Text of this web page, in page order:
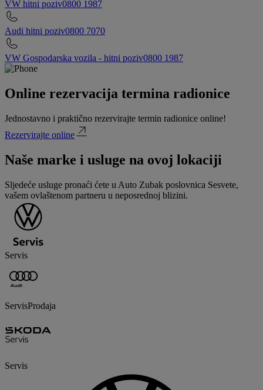
VW hitni poziv0800 1987
Audi hitni poziv0800 7070
VW Gospodarska vozila - hitni poziv0800 1987
Online rezervacija termina radionice
Jednostavno i praktično rezervirajte termin radionice online!
Rezervirajte online
Naše marke i usluge na ovoj lokaciji
Sljedeće usluge pronaći ćete u Auto Zubak poslovnica Sesvete,
vašem ovlaštenom partneru u neposrednoj blizini.
Servis
ServisProdaja
Servis